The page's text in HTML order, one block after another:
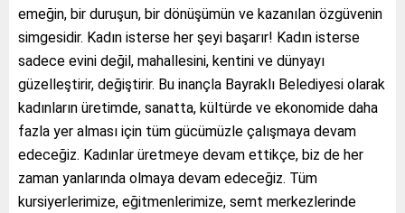
emeğin, bir duruşun, bir dönüşümün ve kazanılan özgüvenin
simgesidir. Kadın isterse her şeyi başarır! Kadın isterse
sadece evini değil, mahallesini, kentini ve dünyayı
güzelleştirir, değiştirir. Bu inançla Bayraklı Belediyesi olarak
kadınların üretimde, sanatta, kültürde ve ekonomide daha
fazla yer alması için tüm gücümüzle çalışmaya devam
edeceğiz. Kadınlar üretmeye devam ettikçe, biz de her
zaman yanlarında olmaya devam edeceğiz. Tüm
kursiyerlerimize, eğitmenlerimize, semt merkezlerinde